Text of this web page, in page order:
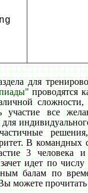
для
проводятся
участие все
В командных
3 человека
идет по
балам по
можете